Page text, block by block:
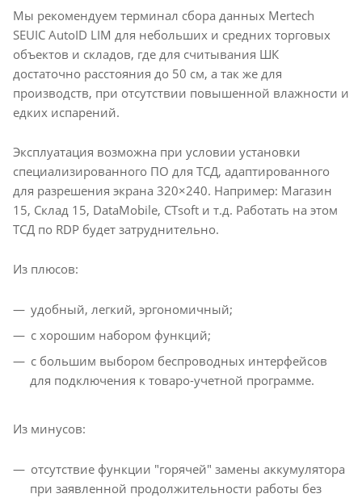
Мы рекомендуем терминал сбора данных Mertech
SEUIC AutoID LIM для небольших и средних торговых
объектов и складов, где для считывания ШК
достаточно расстояния до 50 см, а так же для
производств, при отсутствии повышенной влажности и
едких испарений.
Эксплуатация возможна при условии установки
специализированного ПО для ТСД, адаптированного
для разрешения экрана 320×240. Например: Магазин
15, Склад 15, DataMobile, CTsoft и т.д. Работать на этом
ТСД по RDP будет затруднительно.
Из плюсов:
удобный, легкий, эргономичный;
с хорошим набором функций;
с большим выбором беспроводных интерфейсов
для подключения к товаро-учетной программе.
Из минусов:
отсутствие функции "горячей" замены аккумулятора
при заявленной продолжительности работы без